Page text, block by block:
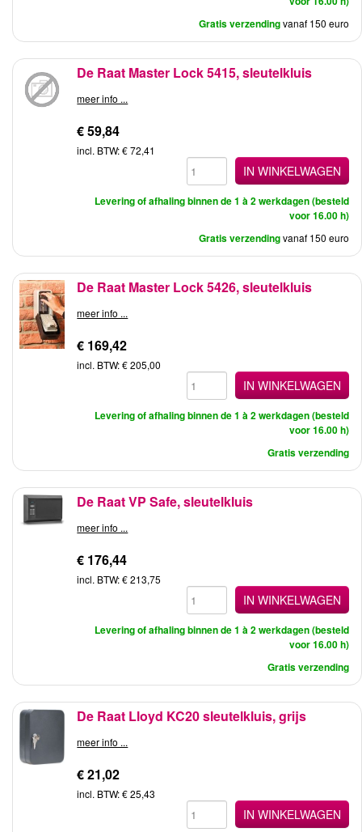
Gratis verzendingvanaf 150 euro
De Raat Master Lock 5415, sleutelkluis
meer info ...
€ 59,84
incl. BTW: € 72,41
IN WINKELWAGEN
Levering of afhaling binnen de 1 à 2 werkdagen (besteld
voor 16.00 h)
Gratis verzendingvanaf 150 euro
De Raat Master Lock 5426, sleutelkluis
meer info ...
€ 169,42
incl. BTW: € 205,00
IN WINKELWAGEN
Levering of afhaling binnen de 1 à 2 werkdagen (besteld
voor 16.00 h)
Gratis verzending
De Raat VP Safe, sleutelkluis
meer info ...
€ 176,44
incl. BTW: € 213,75
IN WINKELWAGEN
Levering of afhaling binnen de 1 à 2 werkdagen (besteld
voor 16.00 h)
Gratis verzending
De Raat Lloyd KC20 sleutelkluis, grijs
meer info ...
€ 21,02
incl. BTW: € 25,43
IN WINKELWAGEN